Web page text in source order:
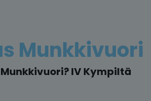
Munkkivuori
IV Kympiltä